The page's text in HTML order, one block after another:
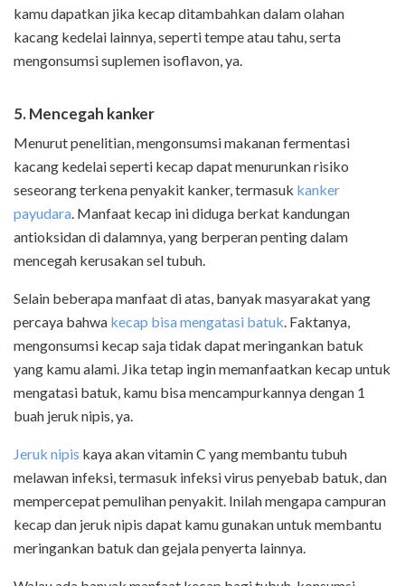
kamu dapatkan jika kecap ditambahkan dalam olahan
kacang kedelai lainnya, seperti tempe atau tahu, serta
mengonsumsi suplemen isoflavon, ya.
5. Mencegah kanker
Menurut penelitian, mengonsumsi makanan fermentasi
kacang kedelai seperti kecap dapat menurunkan risiko
seseorang terkena penyakit kanker, termasuk kanker
payudara. Manfaat kecap ini diduga berkat kandungan
antioksidan di dalamnya, yang berperan penting dalam
mencegah kerusakan sel tubuh.
Selain beberapa manfaat di atas, banyak masyarakat yang
percaya bahwa kecap bisa mengatasi batuk. Faktanya,
mengonsumsi kecap saja tidak dapat meringankan batuk
yang kamu alami. Jika tetap ingin memanfaatkan kecap untuk
mengatasi batuk, kamu bisa mencampurkannya dengan 1
buah jeruk nipis, ya.
Jeruk nipis kaya akan vitamin C yang membantu tubuh
melawan infeksi, termasuk infeksi virus penyebab batuk, dan
mempercepat pemulihan penyakit. Inilah mengapa campuran
kecap dan jeruk nipis dapat kamu gunakan untuk membantu
meringankan batuk dan gejala penyerta lainnya.